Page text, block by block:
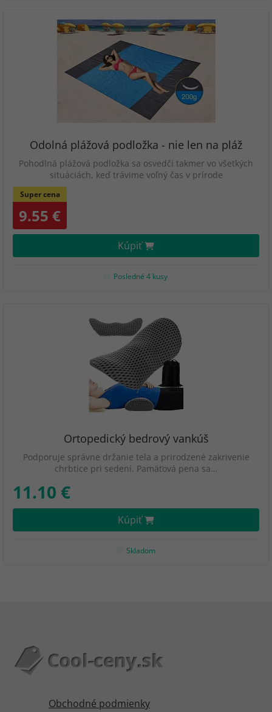
Odolná plážová podložka - nie len na pláž
Pohodlná plážová podložka sa osvedčí takmer vo všetkých
situáciách, keď trávime voľný čas v prírode
Super cena
9.55 €
Kúpiť
Posledné 4 kusy
Ortopedický bedrový vankúš
Podporuje správne držanie tela a prirodzené zakrivenie
chrbtice pri sedení. Pamäťová pena sa…
11.10 €
Kúpiť
Skladom
Obchodné podmienky